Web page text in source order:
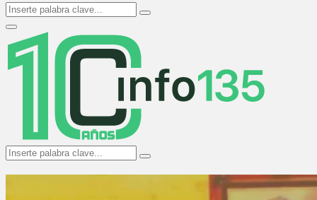
Search
for:
Search
Primary
Menu
Search
for:
Search